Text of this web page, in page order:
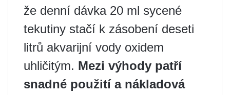
že denní dávka 20 ml sycené
tekutiny stačí k zásobení deseti
litrů akvarijní vody oxidem
uhličitým. Mezi výhody patří
snadné použití a nákladová